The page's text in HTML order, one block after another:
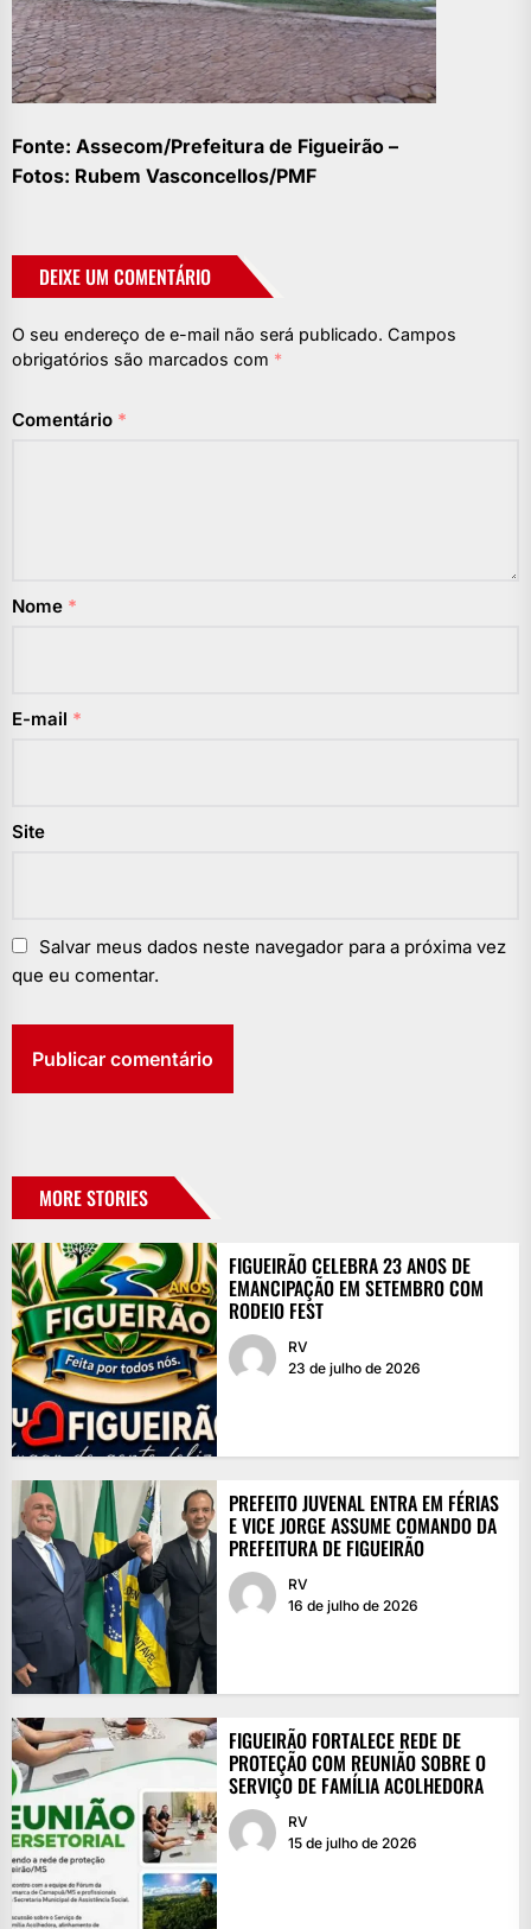
Fonte: Assecom/Prefeitura de Figueirão –
Fotos: Rubem Vasconcellos/PMF
DEIXE UM COMENTÁRIO
O seu endereço de e-mail não será publicado. Campos
obrigatórios são marcados com *
Comentário *
Nome *
E-mail *
Site
Salvar meus dados neste navegador para a próxima vez
que eu comentar.
MORE STORIES
FIGUEIRÃO CELEBRA 23 ANOS DE
EMANCIPAÇÃO EM SETEMBRO COM
RODEIO FEST
RV
23 de julho de 2026
PREFEITO JUVENAL ENTRA EM FÉRIAS
E VICE JORGE ASSUME COMANDO DA
PREFEITURA DE FIGUEIRÃO
RV
16 de julho de 2026
FIGUEIRÃO FORTALECE REDE DE
PROTEÇÃO COM REUNIÃO SOBRE O
SERVIÇO DE FAMÍLIA ACOLHEDORA
RV
15 de julho de 2026